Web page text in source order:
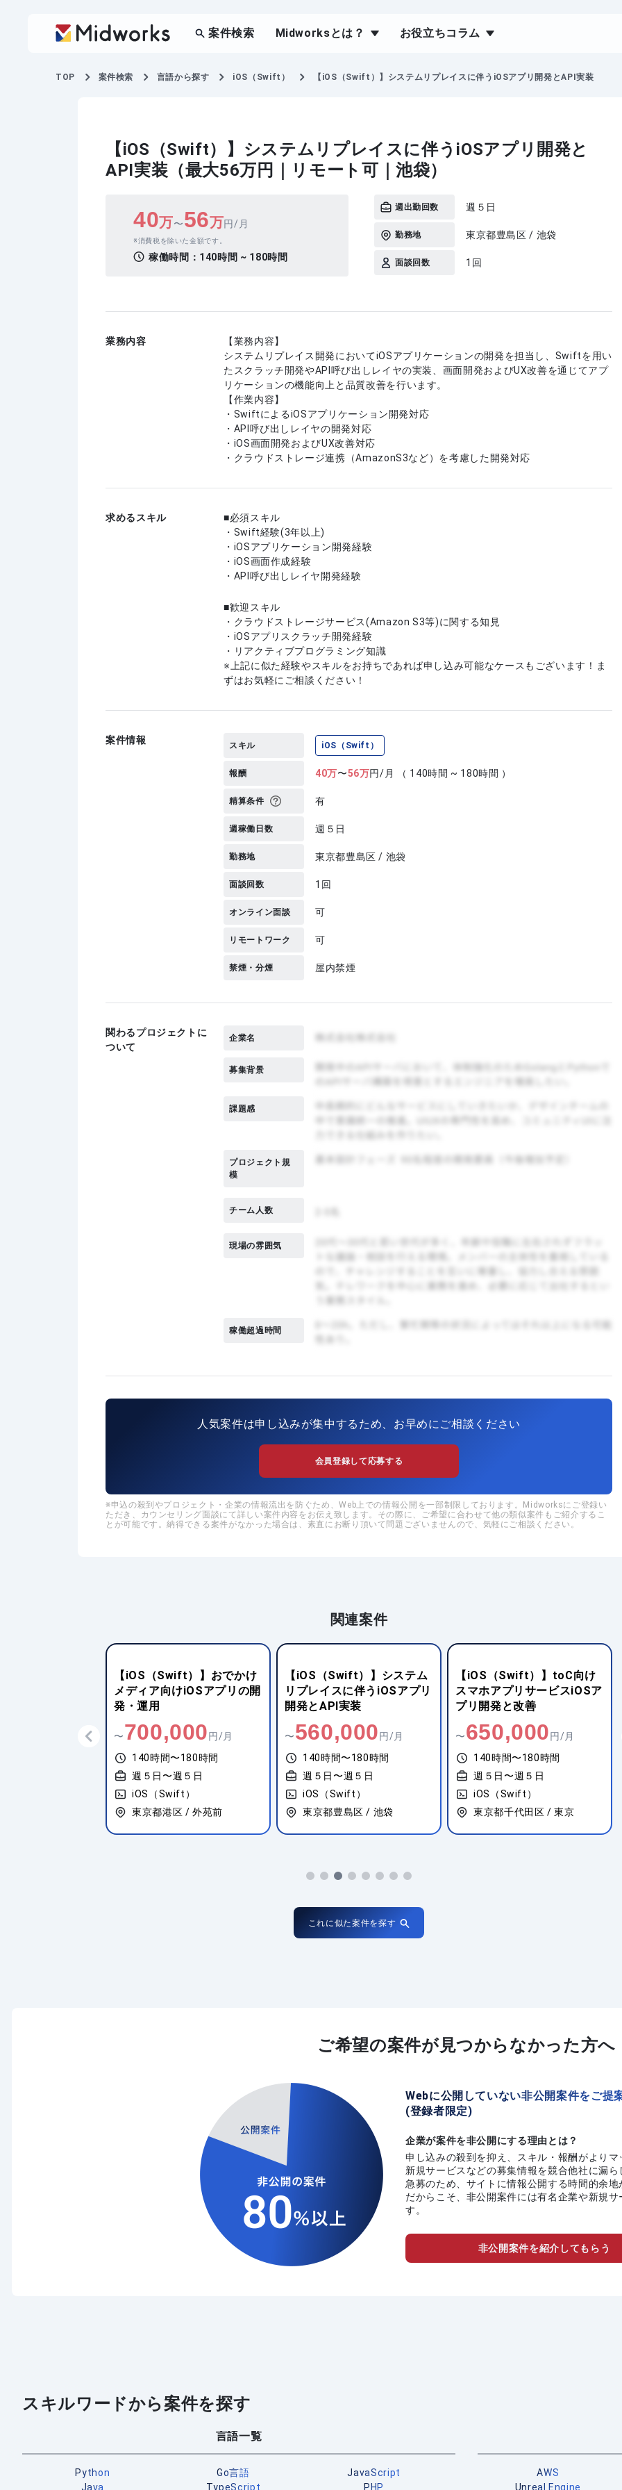
案件検索 Midworksとは？ お役立ちコラム
TOP 案件検索 言語から探す iOS（Swift） 【iOS（Swift）】システムリプレイスに伴うiOSアプリ開発とAPI実装
【iOS（Swift）】システムリプレイスに伴うiOSアプリ開発と
API実装（最大56万円｜リモート可｜池袋）
40万〜56万円/月
消費税を除いた金額です。
稼働時間： 140時間 ~ 180時間
週出勤回数 週５日
勤務地 東京都豊島区 / 池袋
面談回数 1回
業務内容
【業務内容】
システムリプレイス開発においてiOSアプリケーションの開発を担当し、Swiftを用い
たスクラッチ開発やAPI呼び出しレイヤの実装、画面開発およびUX改善を通じてアプ
リケーションの機能向上と品質改善を行います。
【作業内容】
・SwiftによるiOSアプリケーション開発対応
・API呼び出しレイヤの開発対応
・iOS画面開発およびUX改善対応
・クラウドストレージ連携（AmazonS3など）を考慮した開発対応
求めるスキル
必須スキル
・Swift経験(3年以上)
・iOSアプリケーション開発経験
・iOS画面作成経験
・API呼び出しレイヤ開発経験
歓迎スキル
・クラウドストレージサービス(Amazon S3等)に関する知見
・iOSアプリスクラッチ開発経験
・リアクティブプログラミング知識
上記に似た経験やスキルをお持ちであれば申し込み可能なケースもございます！ま
ずはお気軽にご相談ください！
案件情報 スキル iOS（Swift）
報酬 40万〜56万円/月 （ 140時間 ~ 180時間 ）
精算条件 有
週稼働日数 週５日
勤務地 東京都豊島区 / 池袋
面談回数 1回
オンライン面談 可
リモートワーク 可
禁煙・分煙 屋内禁煙
関わるプロジェクトに
ついて
企業名
募集背景
課題感
プロジェクト規
模
チーム人数
現場の雰囲気
稼働超過時間
人気案件は申し込みが集中するため、お早めにご相談ください
会員登録して応募する
申込の殺到やプロジェクト・企業の情報流出を防ぐため、Web上での情報公開を一部制限しております。Midworksにご登録い
ただき、カウンセリング面談にて詳しい案件内容をお伝え致します。その際に、ご希望に合わせて他の類似案件もご紹介するこ
とが可能です。納得できる案件がなかった場合は、素直にお断り頂いて問題ございませんので、気軽にご相談ください。
関連案件
【iOS（Swift）】システム
リプレイスに伴うiOSアプリ
開発とAPI実装
〜 560,000円/月
140時間〜180時間
週５日〜週５日
iOS（Swift）
東京都豊島区 / 池袋
【iOS（Swift）】toC向け
スマホアプリサービスiOSア
プリ開発と改善
〜650,000円/月
140時間〜180時間
週５日〜週５日
iOS（Swift）
東京都千代田区 / 東京
【Java】スマホアプリ向け
アーキテクト支援
〜900,000円/月
140時間〜180時間
週５日〜週５日
iOS（Swift）
東京都渋谷区 / 初台
これに似た案件を探す
ご希望の案件が見つからなかった方へ
Webに公開していない非公開案件をご提
(登録者限定)
企業が案件を非公開にする理由とは？
申し込みの殺到を抑え、スキル・報酬がより
新規サービスなどの募集情報を競合他社に漏ら
急募のため、サイトに情報公開する時間的余地
だからこそ、非公開案件には有名企業や新規サ
す。
非公開案件を紹介してもらう
スキルワードから案件を探す
言語一覧
Python Go言語
JavaScript
Java
TypeScript PHP
AWS
Unreal Engine